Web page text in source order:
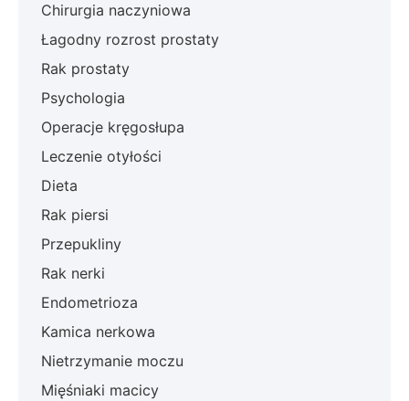
Chirurgia naczyniowa
Łagodny rozrost prostaty
Rak prostaty
Psychologia
Operacje kręgosłupa
Leczenie otyłości
Dieta
Rak piersi
Przepukliny
Rak nerki
Endometrioza
Kamica nerkowa
Nietrzymanie moczu
Mięśniaki macicy